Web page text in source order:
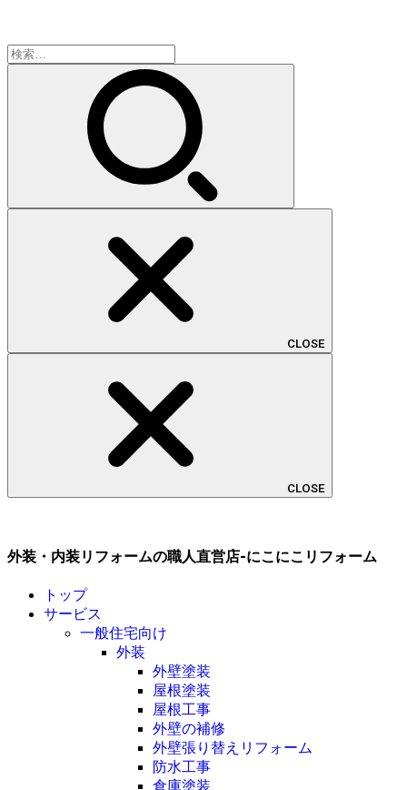
検
索:
CLOSE
CLOSE
外装・内装リフォームの職人直営店-にこにこリフォーム
トップ
サービス
一般住宅向け
外装
外壁塗装
屋根塗装
屋根工事
外壁の補修
外壁張り替えリフォーム
防水工事
倉庫塗装